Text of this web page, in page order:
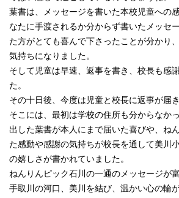
葉書は、メッセージを書いた本校児童への
なたに手渡されるか分からず書いたメッセ
た方がとても喜んで下さったことが分かり
気持ちになりました。
そして児童は早速、返事を書き、校長も感
た。
その十日後、今度は児童と校長に返事が届き
そこには、最初は学校の住所も分からなか
出した葉書が本人にまで届いた喜びや、ね
た感動や感謝の気持ちが校長を通して美川
の嬉しさが書かれていました。
ねんりんピック石川の一通のメッセージが
手取川の河口、美川を結び、温かい心の輪